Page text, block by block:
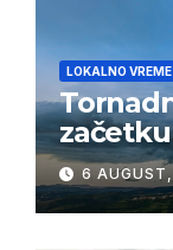
LOKALNO
začetku
03/08/
6